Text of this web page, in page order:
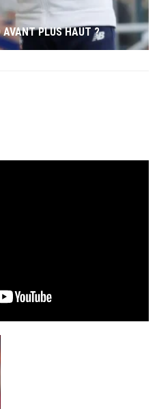
AVANT PLUS HAUT ?